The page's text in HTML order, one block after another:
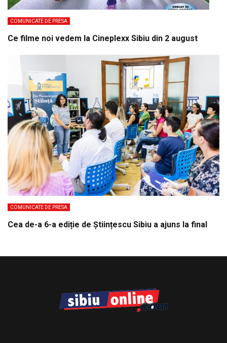
COMUNICATE DE PRESA
Ce filme noi vedem la Cineplexx Sibiu din 2 august
COMUNICATE DE PRESA
Cea de-a 6-a ediție de Științescu Sibiu a ajuns la final